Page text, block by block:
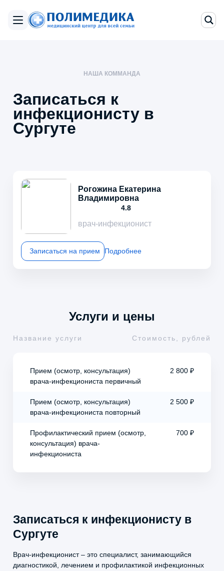
НАША КОММАНДА
Записаться к
инфекционисту в
Сургуте
Рогожина Екатерина
Владимировна
4.8
врач-инфекционист
Записаться на прием Подробнее
Услуги и цены
Название услуги Стоимость, рублей
Прием (осмотр, консультация)
врача-инфекциониста первичный
2 800 ₽
Прием (осмотр, консультация)
врача-инфекциониста повторный
2 500 ₽
Профилактический прием (осмотр,
консультация) врача-
инфекциониста
700 ₽
Записаться к инфекционисту в
Сургуте
Врач-инфекционист – это специалист, занимающийся
диагностикой, лечением и профилактикой инфекционных